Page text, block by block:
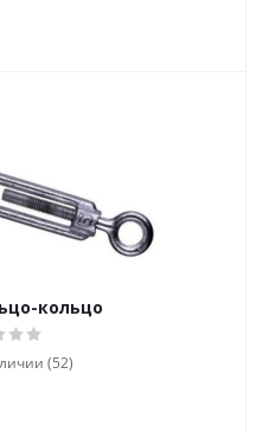
кольцо
(52)